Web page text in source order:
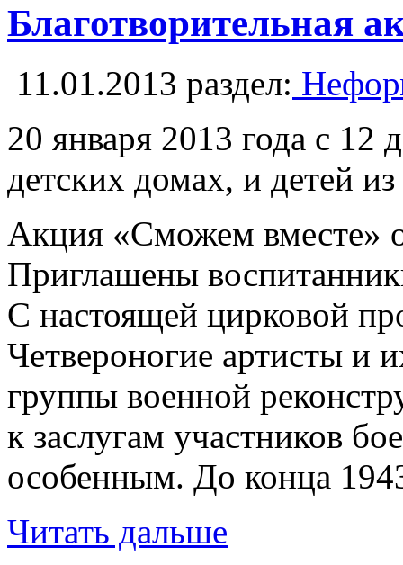
Благотворительная
11.01.2013 раздел:
20 января 2013 года с
детских домах, и детей
Акция «Сможем вместе»
Приглашены
С настоящей цирковой
Четвероногие артисты и
группы военной
к заслугам участников
особенным. До конца
Читать дальше